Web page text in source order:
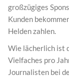
großzügiges
Kunden
Helden zahlen.
Wie lächerlich ist
Vielfaches pro
Journalisten bei